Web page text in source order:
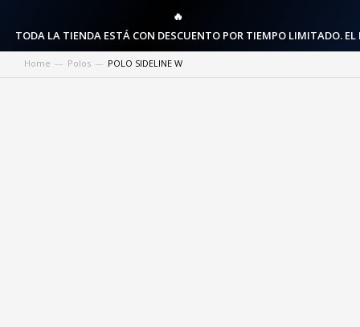
🔥
TODA LA TIENDA ESTÁ CON DESCUENTO POR TIEMPO LIMITADO.
You are here:
Home Polos POLO SIDELINE W